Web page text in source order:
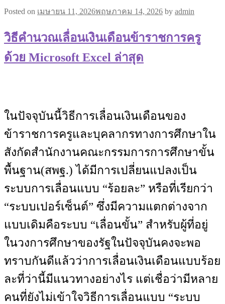
Posted on เมษายน 11, 2026พฤษภาคม 14, 2026 by admin
วิธีคำนวณเลื่อนเงินเดือนข้าราชการครู
ด้วย Microsoft Excel ล่าสุด
ในปัจจุบันนี้วิธีการเลื่อนเงินเดือนของ
ข้าราชการครูและบุคลากรทางการศึกษาใน
สังกัดสำนักงานคณะกรรมการการศึกษาขั้น
พื้นฐาน(สพฐ.) ได้มีการเปลี่ยนแปลงเป็น
ระบบการเลื่อนแบบ “ร้อยละ” หรือที่เรียกว่า
“ระบบเปอร์เซ็นต์” ซึ่งมีความแตกต่างจาก
แบบเดิมคือระบบ “เลื่อนขั้น” สำหรับผู้ที่อยู่
ในวงการศึกษาของรัฐในปัจจุบันคงจะพอ
ทราบกันดีแล้วว่าการเลื่อนเงินเดือนแบบร้อย
ละที่ว่านี้มีแนวทางอย่างไร แต่เชื่อว่ามีหลาย
คนที่ยังไม่เข้าใจวิธีการเลื่อนแบบ “ระบบ